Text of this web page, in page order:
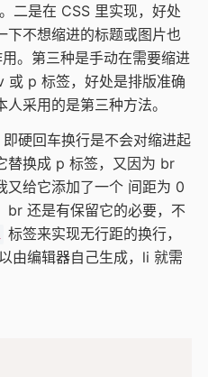
二是在 CSS 里实现，好处
下不想缩进的标题或图片也
。第三种是手动在需要缩进
或 p 标签，好处是排版准确
采用的是第三种方法。
硬回车换行是不会对缩进起
替换成 p 标签，又因为 br
又给它添加了一个 间距为 0
br 还是有保留它的必要，不
标签来实现无行距的换行，
由编辑器自己生成，li 就需